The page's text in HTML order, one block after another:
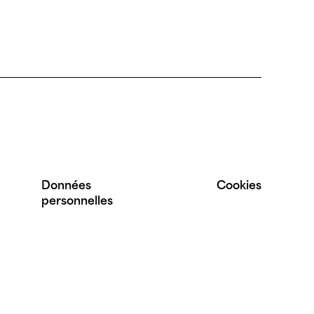
Données
personnelles
Cookies